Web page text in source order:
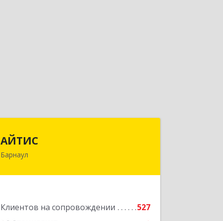
АЙТИС
Барнаул
Клиентов на сопровождении
527
656067, Алтайский край, Барнаул г,